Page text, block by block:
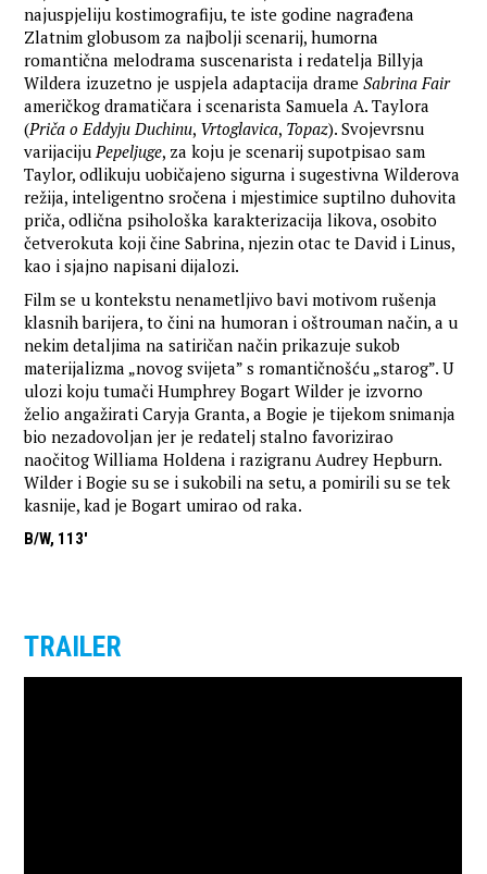
najuspjeliju kostimografiju, te iste godine nagrađena
Zlatnim globusom za najbolji scenarij, humorna
romantična melodrama suscenarista i redatelja Billyja
Wildera izuzetno je uspjela adaptacija drameSabrina Fair
američkog dramatičara i scenarista Samuela A. Taylora
(Priča o Eddyju Duchinu, Vrtoglavica, Topaz). Svojevrsnu
varijacijuPepeljuge, za koju je scenarij supotpisao sam
Taylor, odlikuju uobičajeno sigurna i sugestivna Wilderova
režija, inteligentno sročena i mjestimice suptilno duhovita
priča, odlična psihološka karakterizacija likova, osobito
četverokuta koji čine Sabrina, njezin otac te David i Linus,
kao i sjajno napisani dijalozi.
Film se u kontekstu nenametljivo bavi motivom rušenja
klasnih barijera, to čini na humoran i oštrouman način, a u
nekim detaljima na satiričan način prikazuje sukob
materijalizma „novog svijeta” s romantičnošću „starog”. U
ulozi koju tumači Humphrey Bogart Wilder je izvorno
želio angažirati Caryja Granta, a Bogie je tijekom snimanja
bio nezadovoljan jer je redatelj stalno favorizirao
naočitog Williama Holdena i razigranu Audrey Hepburn.
Wilder i Bogie su se i sukobili na setu, a pomirili su se tek
kasnije, kad je Bogart umirao od raka.
B/W, 113'
TRAILER